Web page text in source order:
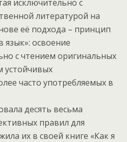
исключительно с
литературой на
её подхода – принцип
язык»: освоение
с чтением оригинальных
устойчивых
часто употребляемых в
десять весьма
правил для
их в своей книге «Как я